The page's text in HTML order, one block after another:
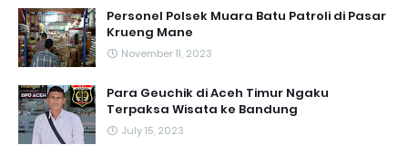
Personel Polsek Muara Batu Patroli di Pasar
Krueng Mane
November 11, 2023
Para Geuchik di Aceh Timur Ngaku
Terpaksa Wisata ke Bandung
July 15, 2023